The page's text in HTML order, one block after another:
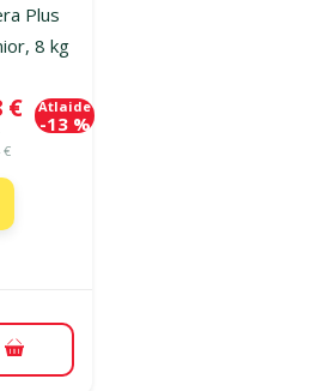
Plus
8 kg
cena
€
€
Atlaide
-13 %
Pievienot grozam